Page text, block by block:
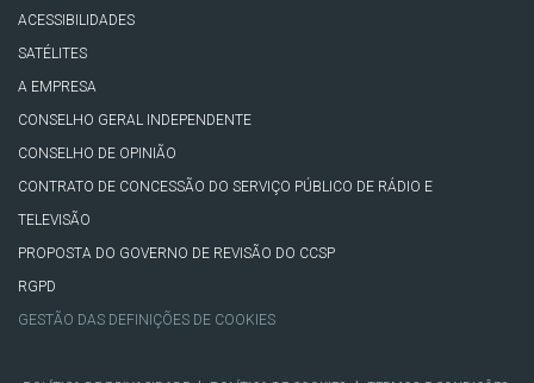
ACESSIBILIDADES
SATÉLITES
A EMPRESA
CONSELHO GERAL INDEPENDENTE
CONSELHO DE OPINIÃO
CONTRATO DE CONCESSÃO DO SERVIÇO PÚBLICO DE RÁDIO E
TELEVISÃO
PROPOSTA DO GOVERNO DE REVISÃO DO CCSP
RGPD
GESTÃO DAS DEFINIÇÕES DE COOKIES